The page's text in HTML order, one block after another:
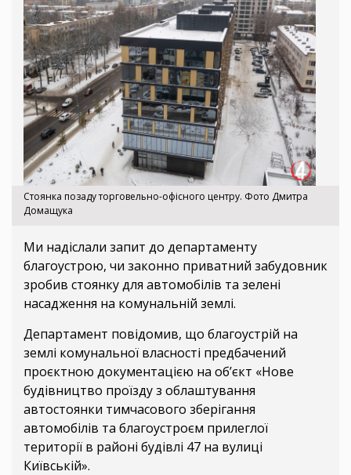
Стоянка позаду торговельно-офісного центру. Фото Дмитра
Домащука
Ми надіслали запит до департаменту
благоустрою, чи законно приватний забудовник
зробив стоянку для автомобілів та зелені
насадження на комунальній землі.
Департамент повідомив, що благоустрій на
землі комунальної власності предбачений
проєктною документацією на об’єкт «Нове
будівництво проїзду з облаштування
автостоянки тимчасового зберігання
автомобілів та благоустроєм прилеглої
території в районі будівлі 47 на вулиці
Київській».